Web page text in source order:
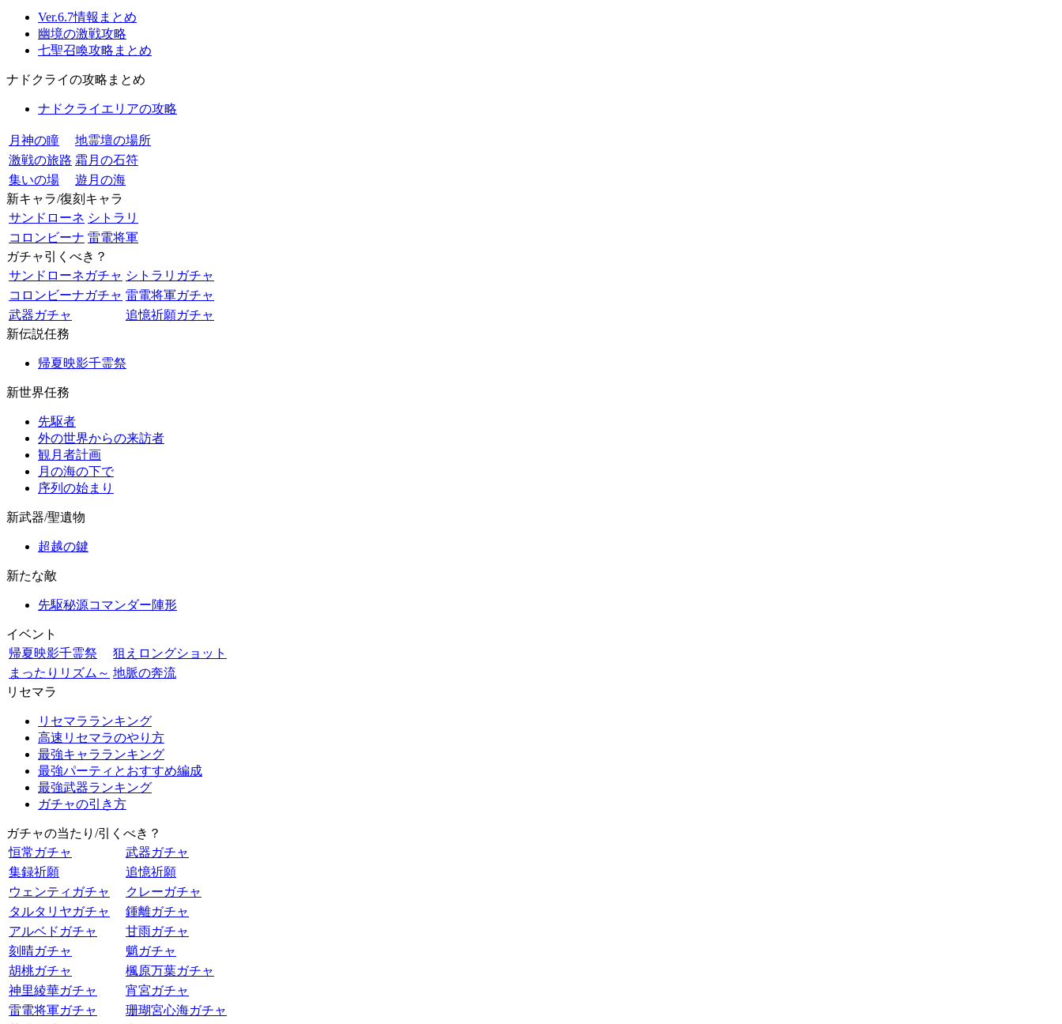
Ver.6.7情報まとめ
幽境の激戦攻略
七聖召喚攻略まとめ
ナドクライの攻略まとめ
ナドクライエリアの攻略
月神の瞳
地霊壇の場所
激戦の旅路 霜月の石符
集いの場
遊月の海
新キャラ/復刻キャラ
サンドローネ シトラリ
コロンビーナ 雷電将軍
ガチャ引くべき？
サンドローネガチャ シトラリガチャ
コロンビーナガチャ 雷電将軍ガチャ
武器ガチャ
追憶祈願ガチャ
新伝説任務
帰夏映影千霊祭
新世界任務
先駆者
外の世界からの来訪者
観月者計画
月の海の下で
序列の始まり
新武器/聖遺物
超越の鍵
新たな敵
先駆秘源コマンダー陣形
イベント
帰夏映影千霊祭
狙えロングショット
まったりリズム～ 地脈の奔流
リセマラ
リセマラランキング
高速リセマラのやり方
最強キャラランキング
最強パーティとおすすめ編成
最強武器ランキング
ガチャの引き方
ガチャの当たり/引くべき？
恒常ガチャ
武器ガチャ
集録祈願
追憶祈願
ウェンティガチャ
クレーガチャ
タルタリヤガチャ
鍾離ガチャ
アルベドガチャ
甘雨ガチャ
刻晴ガチャ
魈ガチャ
胡桃ガチャ
楓原万葉ガチャ
神里綾華ガチャ
宵宮ガチャ
雷電将軍ガチャ
珊瑚宮心海ガチャ